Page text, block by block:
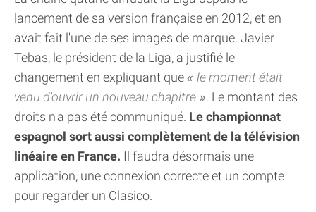
lancement de sa version française en 2012, et en
avait fait l'une de ses images de marque. Javier
Tebas, le président de la Liga, a justifié le
changement en expliquant que
le moment était
venu d'ouvrir un nouveau chapitre
. Le montant des
droits n'a pas été communiqué. Le championnat
espagnol sort aussi complètement de la télévision
linéaire en France. Il faudra désormais une
application, une connexion correcte et un compte
pour regarder un Clasico.